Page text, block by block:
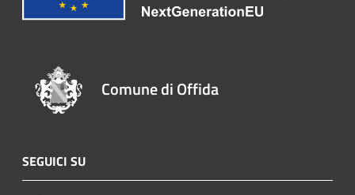
Comune di Offida
SEGUICI SU